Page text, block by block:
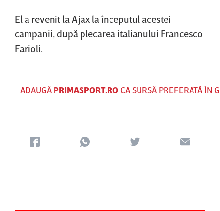
El a revenit la Ajax la începutul acestei
campanii, după plecarea italianului Francesco
Farioli.
ADAUGĂ PRIMASPORT.ROCA SURSĂ PREFERATĂ ÎN